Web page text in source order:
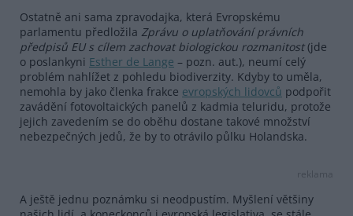
Ostatně ani sama zpravodajka, která Evropskému
parlamentu předložila Zprávu o uplatňování právních
předpisů EU s cílem zachovat biologickou rozmanitost(jde
o poslankyni Esther de Lange – pozn. aut.), neumí celý
problém nahlížet z pohledu biodiverzity. Kdyby to uměla,
nemohla by jako členka frakce evropských lidovců podpořit
zavádění fotovoltaických panelů z kadmia teluridu, protože
jejich zavedením se do oběhu dostane takové množství
nebezpečných jedů, že by to otrávilo půlku Holandska.
reklama
A ještě jednu poznámku si neodpustím. Myšlení většiny